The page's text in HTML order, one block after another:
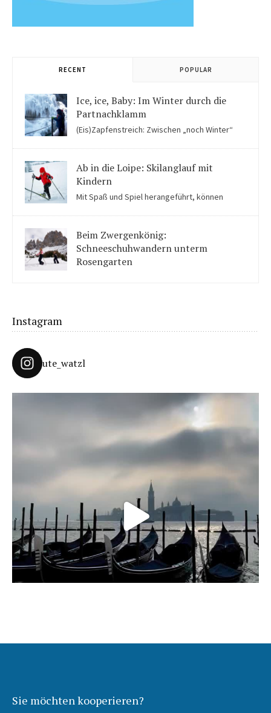
RECENT POPULAR
Ice, ice, Baby: Im Winter durch die
Partnachklamm
(Eis)Zapfenstreich: Zwischen „noch Winter“
Ab in die Loipe: Skilanglauf mit
Kindern
Mit Spaß und Spiel herangeführt, können
Beim Zwergenkönig:
Schneeschuhwandern unterm
Rosengarten
Instagram
ute_watzl
Sie möchten kooperieren?